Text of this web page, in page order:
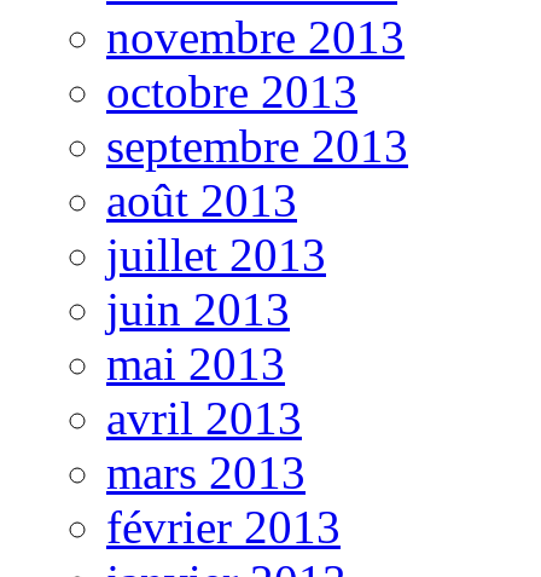
novembre 2013
octobre 2013
septembre 2013
août 2013
juillet 2013
juin 2013
mai 2013
avril 2013
mars 2013
février 2013